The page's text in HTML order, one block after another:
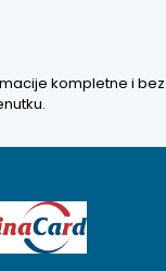
kompletne i